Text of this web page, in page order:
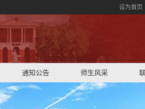
设为首页
通知公告 师生风采